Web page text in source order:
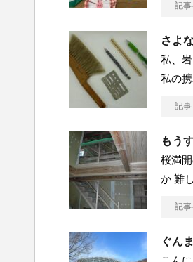
記
さよ
私、
私の
記
もう
桜満
か 難
記
ぐん